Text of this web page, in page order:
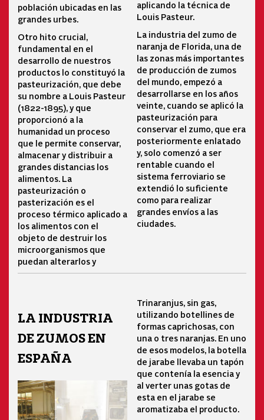
población ubicadas en las
grandes urbes.
Otro hito crucial,
fundamental en el
desarrollo de nuestros
productos lo constituyó la
pasteurización, que debe
su nombre a Louis Pasteur
(1822-1895), y que
proporcionó a la
humanidad un proceso
que le permite conservar,
almacenar y distribuir a
grandes distancias los
alimentos. La
pasteurización o
pasterización es el
proceso térmico aplicado a
los alimentos con el
objeto de destruir los
microorganismos que
puedan alterarlos y
aplicando la técnica de
Louis Pasteur.
La industria del zumo de
naranja de Florida, una de
las zonas más importantes
de producción de zumos
del mundo, empezó a
desarrollarse en los años
veinte, cuando se aplicó la
pasteurización para
conservar el zumo, que era
posteriormente enlatado
y, solo comenzó a ser
rentable cuando el
sistema ferroviario se
extendió lo suficiente
como para realizar
grandes envíos a las
ciudades.
LA INDUSTRIA
DE ZUMOS EN
ESPAÑA
Trinaranjus, sin gas,
utilizando botellines de
formas caprichosas, con
una o tres naranjas. En uno
de esos modelos, la botella
de jarabe llevaba un tapón
que contenía la esencia y
al verter unas gotas de
esta en el jarabe se
aromatizaba el producto.